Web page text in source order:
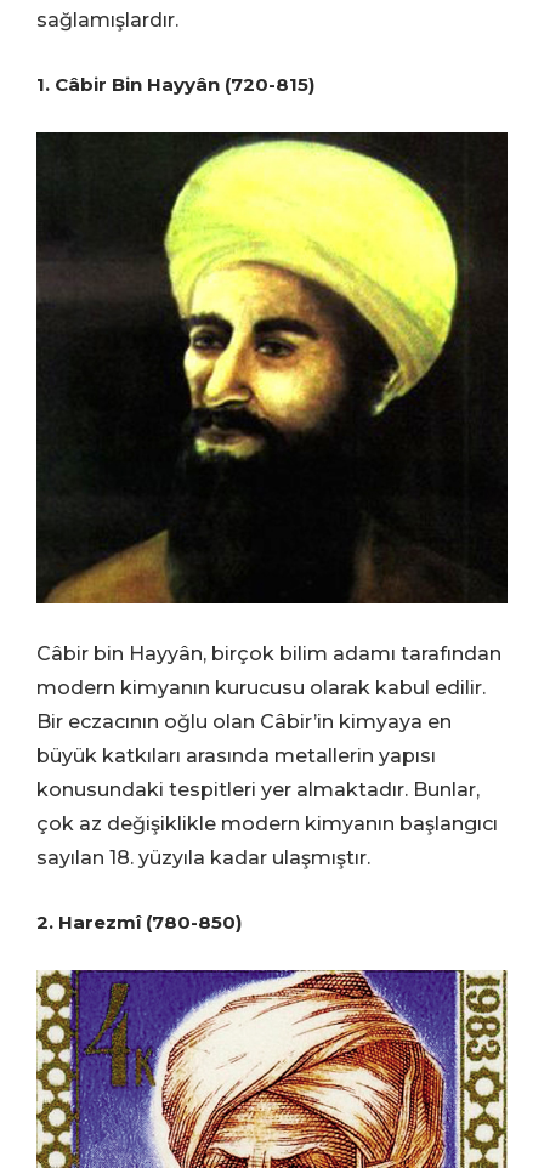
sağlamışlardır.
1. Câbir Bin Hayyân (720-815)
Câbir bin Hayyân, birçok bilim adamı tarafından
modern kimyanın kurucusu olarak kabul edilir.
Bir eczacının oğlu olan Câbir’in kimyaya en
büyük katkıları arasında metallerin yapısı
konusundaki tespitleri yer almaktadır. Bunlar,
çok az değişiklikle modern kimyanın başlangıcı
sayılan 18. yüzyıla kadar ulaşmıştır.
2. Harezmî (780-850)